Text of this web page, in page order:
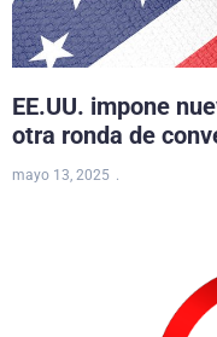
EE.UU. impone
otra ronda de
mayo 13, 2025